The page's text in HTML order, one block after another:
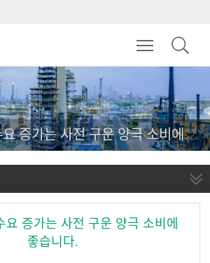
Toggle
증가는 사전 구운 양극 소비에
요 증가는 사전 구운 양극 소비에
좋습니다.